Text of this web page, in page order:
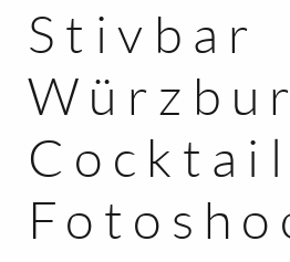
Stivbar
Cocktail